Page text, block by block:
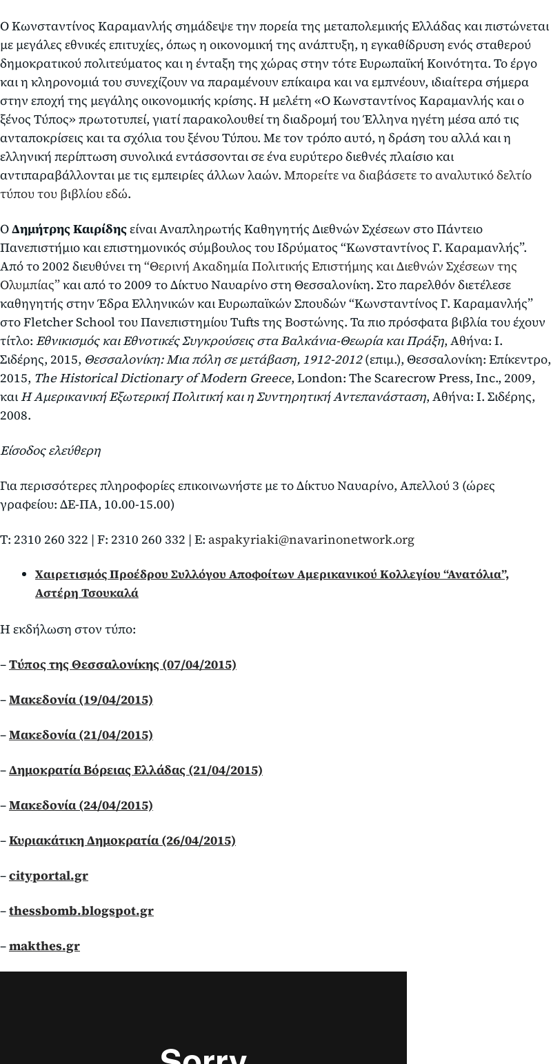
Ο Κωνσταντίνος Καραμανλής σημάδεψε την πορεία της μεταπολεμικής Ελλάδας και πιστώνεται
με μεγάλες εθνικές επιτυχίες, όπως η οικονομική της ανάπτυξη, η εγκαθίδρυση ενός σταθερού
δημοκρατικού πολιτεύματος και η ένταξη της χώρας στην τότε Ευρωπαϊκή Κοινότητα. Το έργο
και η κληρονομιά του συνεχίζουν να παραμένουν επίκαιρα και να εμπνέουν, ιδιαίτερα σήμερα
στην εποχή της μεγάλης οικονομικής κρίσης. Η μελέτη «Ο Κωνσταντίνος Καραμανλής και ο
ξένος Τύπος» πρωτοτυπεί, γιατί παρακολουθεί τη διαδρομή του Έλληνα ηγέτη μέσα από τις
ανταποκρίσεις και τα σχόλια του ξένου Τύπου. Με τον τρόπο αυτό, η δράση του αλλά και η
ελληνική περίπτωση συνολικά εντάσσονται σε ένα ευρύτερο διεθνές πλαίσιο και
αντιπαραβάλλονται με τις εμπειρίες άλλων λαών. Μπορείτε να διαβάσετε το αναλυτικό δελτίο
τύπου του βιβλίου εδώ.
ΟΔημήτρης Καιρίδηςείναι Αναπληρωτής Καθηγητής Διεθνών Σχέσεων στο Πάντειο
Πανεπιστήμιο και επιστημονικός σύμβουλος του Ιδρύματος “Κωνσταντίνος Γ. Καραμανλής”.
Από το 2002 διευθύνει τη “Θερινή Ακαδημία Πολιτικής Επιστήμης και Διεθνών Σχέσεων της
Ολυμπίας”και από το 2009 το Δίκτυο Ναυαρίνο στη Θεσσαλονίκη. Στο παρελθόν διετέλεσε
καθηγητής στην Έδρα Ελληνικών και Ευρωπαϊκών Σπουδών “Κωνσταντίνος Γ. Καραμανλής”
στο Fletcher School του Πανεπιστημίου Tufts της Βοστώνης. Τα πιο πρόσφατα βιβλία του έχουν
τίτλο: Εθνικισμός και Εθνοτικές Συγκρούσεις στα Βαλκάνια-Θεωρία και Πράξη, Αθήνα: Ι.
Σιδέρης, 2015, Θεσσαλονίκη: Μια πόλη σε μετάβαση, 1912-2012(επιμ.), Θεσσαλονίκη: Επίκεντρο,
2015, The Historical Dictionary of Modern Greece, London: The Scarecrow Press, Inc., 2009,
καιΗ Αμερικανική Εξωτερική Πολιτική και η Συντηρητική Αντεπανάσταση, Αθήνα: Ι. Σιδέρης,
2008.
Είσοδος ελεύθερη
Για περισσότερες πληροφορίες επικοινωνήστε με το Δίκτυο Ναυαρίνο, Απελλού 3 (ώρες
γραφείου: ΔΕ-ΠΑ, 10.00-15.00)
Τ: 2310 260 322 | F: 2310 260 332 | Ε: aspakyriaki@navarinonetwork.org
Χαιρετισμός Προέδρου Συλλόγου Αποφοίτων Αμερικανικού Κολλεγίου “Ανατόλια”,
Αστέρη Τσουκαλά
Η εκδήλωση στον τύπο:
–Τύπος της Θεσσαλονίκης (07/04/2015)
–Μακεδονία (19/04/2015)
–Μακεδονία (21/04/2015)
–Δημοκρατία Βόρειας Ελλάδας (21/04/2015)
–Μακεδονία (24/04/2015)
–Κυριακάτικη Δημοκρατία (26/04/2015)
–cityportal.gr
–thessbomb.blogspot.gr
–makthes.gr